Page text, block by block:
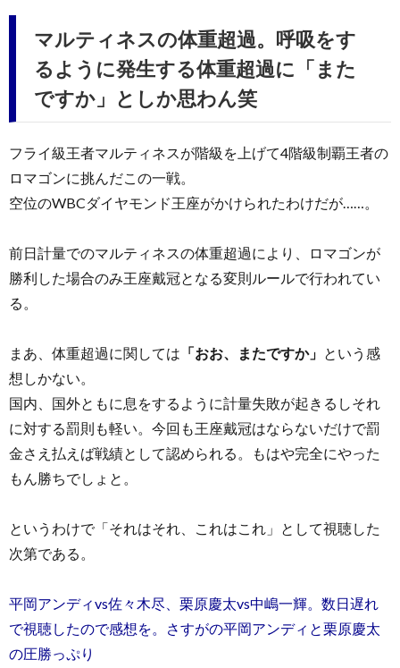
マルティネスの体重超過。呼吸をす
るように発生する体重超過に「また
ですか」としか思わん笑
フライ級王者マルティネスが階級を上げて4階級制覇王者の
ロマゴンに挑んだこの一戦。
空位のWBCダイヤモンド王座がかけられたわけだが……。
前日計量でのマルティネスの体重超過により、ロマゴンが
勝利した場合のみ王座戴冠となる変則ルールで行われてい
る。
まあ、体重超過に関しては 「おお、またですか」 という感
想しかない。
国内、国外ともに息をするように計量失敗が起きるしそれ
に対する罰則も軽い。今回も王座戴冠はならないだけで罰
金さえ払えば戦績として認められる。もはや完全にやった
もん勝ちでしょと。
というわけで「それはそれ、これはこれ」として視聴した
次第である。
平岡アンディvs佐々木尽、栗原慶太vs中嶋一輝。数日遅れ
で視聴したので感想を。さすがの平岡アンディと栗原慶太
の圧勝っぷり